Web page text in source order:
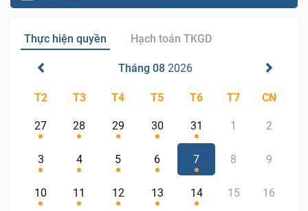
Thực hiện quyền Hạch toán TKGD
Tháng 08 2026
T2 T3 T4 T5 T6 T7 CN
27 28 29 30 31 1 2
3 4 5 6 7 8 9
10 11 12 13 14 15 16